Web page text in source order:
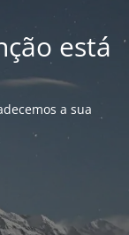
está
a sua